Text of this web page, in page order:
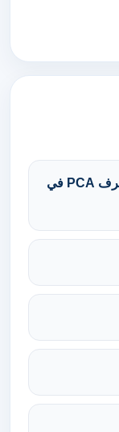
ما هو دبلومة محاسب التكاليف المحترف PCA في